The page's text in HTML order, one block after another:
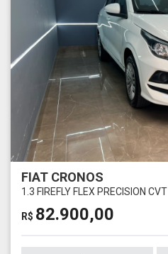
FIAT CRONOS
1.3 FIREFLY FLEX PRECISION CVT
R$ 82.900,00